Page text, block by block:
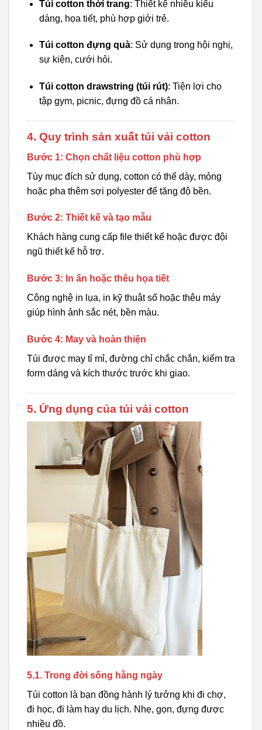
Túi cotton thời trang: Thiết kế nhiều kiểu
dáng, họa tiết, phù hợp giới trẻ.
Túi cotton đựng quà: Sử dụng trong hội nghị,
sự kiện, cưới hỏi.
Túi cotton drawstring (túi rút): Tiện lợi cho
tập gym, picnic, đựng đồ cá nhân.
4. Quy trình sản xuất túi vải cotton
Bước 1: Chọn chất liệu cotton phù hợp
Tùy mục đích sử dụng, cotton có thể dày, mỏng
hoặc pha thêm sợi polyester để tăng độ bền.
Bước 2: Thiết kế và tạo mẫu
Khách hàng cung cấp file thiết kế hoặc được đội
ngũ thiết kế hỗ trợ.
Bước 3: In ấn hoặc thêu họa tiết
Công nghệ in lụa, in kỹ thuật số hoặc thêu máy
giúp hình ảnh sắc nét, bền màu.
Bước 4: May và hoàn thiện
Túi được may tỉ mỉ, đường chỉ chắc chắn, kiểm tra
form dáng và kích thước trước khi giao.
5. Ứng dụng của túi vải cotton
5.1. Trong đời sống hằng ngày
Túi cotton là bạn đồng hành lý tưởng khi đi chợ,
đi học, đi làm hay du lịch. Nhẹ, gọn, đựng được
nhiều đồ.